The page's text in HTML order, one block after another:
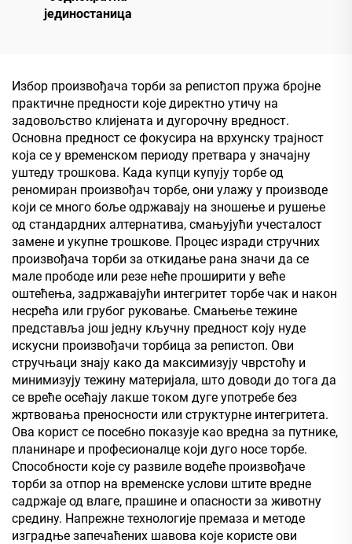
јединостаница
Избор произвођача торби за репистоп пружа бројне
практичне предности које директно утичу на
задовољство клијената и дугорочну вредност.
Основна предност се фокусира на врхунску трајност
која се у временском периоду претвара у значајну
уштеду трошкова. Када купци купују торбе од
реномиран произвођач торбе, они улажу у производе
који се много боље одржавају на зношење и рушење
од стандардних алтернатива, смањујући учесталост
замене и укупне трошкове. Процес изради стручних
произвођача торби за откидање рана значи да се
мале прободе или резе неће проширити у веће
оштећења, задржавајући интегритет торбе чак и након
несрећа или грубог руковање. Смањење тежине
представља још једну кључну предност коју нуде
искусни произвођачи торбица за репистоп. Ови
стручњаци знају како да максимизују чврстоћу и
минимизују тежину материјала, што доводи до тога да
се вреће осећају лакше током дуге употребе без
жртвовања преносности или структурне интегритета.
Ова корист се посебно показује као вредна за путнике,
планинаре и професионалце који дуго носе торбе.
Способности које су развиле водеће произвођаче
торби за отпор на временске услови штите вредне
садржаје од влаге, прашине и опасности за животну
средину. Напрежне технологије премаза и методе
изградње запечаћених шавова које користе ови